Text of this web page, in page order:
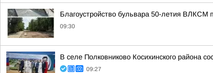
Благоустройство бульвара 50-летия ВЛКСМ
09:30
В селе Полковниково Косихинского района
09:27